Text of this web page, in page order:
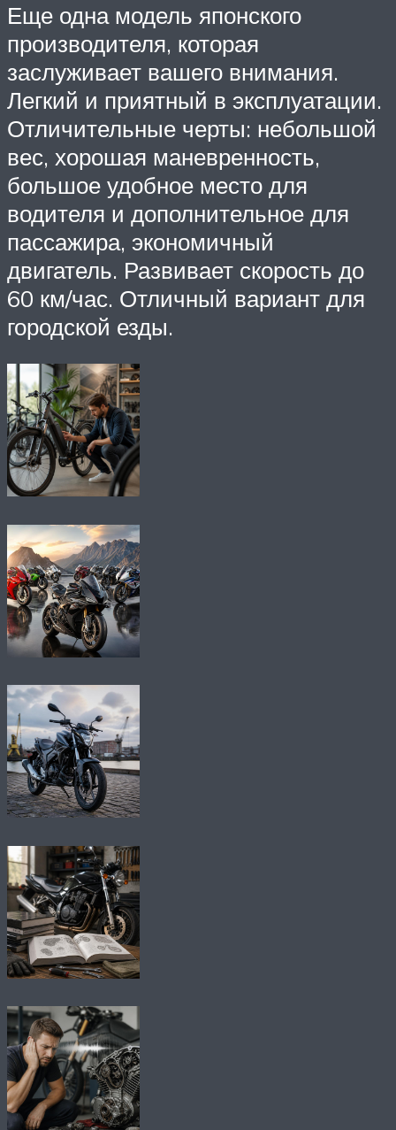
Еще одна модель японского
производителя, которая
заслуживает вашего внимания.
Легкий и приятный в эксплуатации.
Отличительные черты: небольшой
вес, хорошая маневренность,
большое удобное место для
водителя и дополнительное для
пассажира, экономичный
двигатель. Развивает скорость до
60 км/час. Отличный вариант для
городской езды.